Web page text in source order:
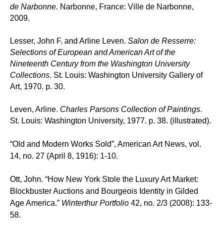
de Narbonne. Narbonne, France: Ville de Narbonne,
2009.
Lesser, John F. and Arline Leven. Salon de Resserre:
Selections of European and American Art of the
Nineteenth Century from the Washington University
Collections. St. Louis: Washington University Gallery of
Art, 1970. p. 30.
Leven, Arline. Charles Parsons Collection of Paintings.
St. Louis: Washington University, 1977. p. 38. (illustrated).
“Old and Modern Works Sold”, American Art News, vol.
14, no. 27 (April 8, 1916): 1-10.
Ott, John. “How New York Stole the Luxury Art Market:
Blockbuster Auctions and Bourgeois Identity in Gilded
Age America.” Winterthur Portfolio 42, no. 2/3 (2008): 133-
58.